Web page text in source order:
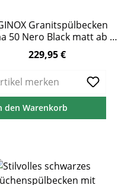
Granitspülbecken
50 Nero Black matt ab 60
cm Unterschrank
Preis:
229,95 €
merken
den Warenkorb